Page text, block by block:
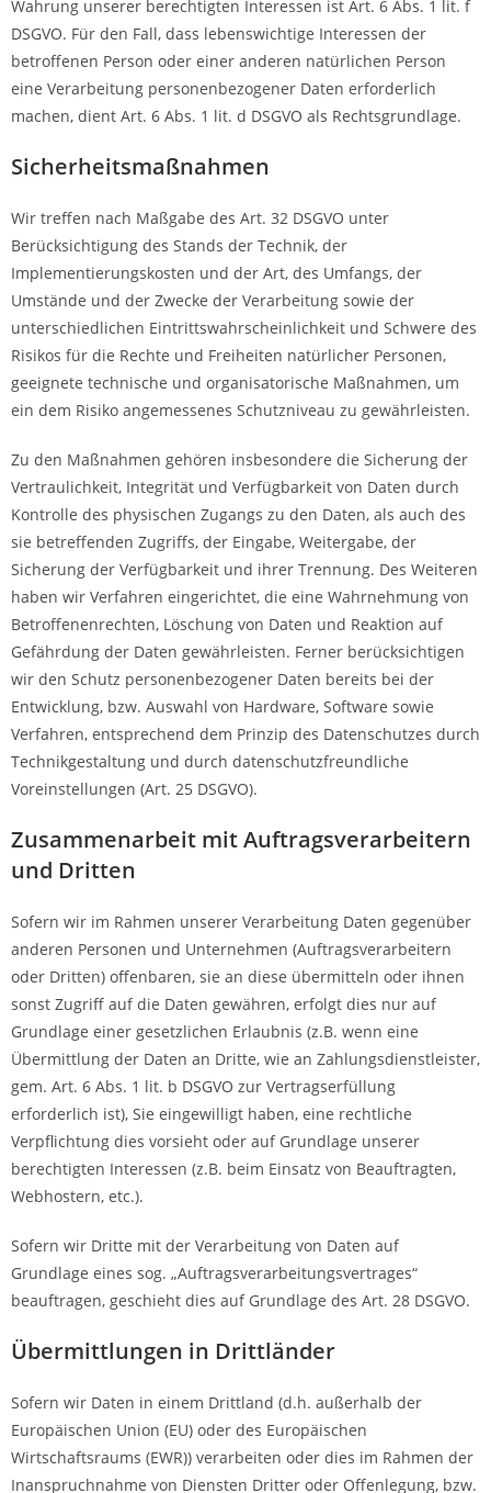
Wahrung unserer berechtigten Interessen ist Art. 6 Abs. 1 lit. f
DSGVO. Für den Fall, dass lebenswichtige Interessen der
betroffenen Person oder einer anderen natürlichen Person
eine Verarbeitung personenbezogener Daten erforderlich
machen, dient Art. 6 Abs. 1 lit. d DSGVO als Rechtsgrundlage.
Sicherheitsmaßnahmen
Wir treffen nach Maßgabe des Art. 32 DSGVO unter
Berücksichtigung des Stands der Technik, der
Implementierungskosten und der Art, des Umfangs, der
Umstände und der Zwecke der Verarbeitung sowie der
unterschiedlichen Eintrittswahrscheinlichkeit und Schwere des
Risikos für die Rechte und Freiheiten natürlicher Personen,
geeignete technische und organisatorische Maßnahmen, um
ein dem Risiko angemessenes Schutzniveau zu gewährleisten.
Zu den Maßnahmen gehören insbesondere die Sicherung der
Vertraulichkeit, Integrität und Verfügbarkeit von Daten durch
Kontrolle des physischen Zugangs zu den Daten, als auch des
sie betreffenden Zugriffs, der Eingabe, Weitergabe, der
Sicherung der Verfügbarkeit und ihrer Trennung. Des Weiteren
haben wir Verfahren eingerichtet, die eine Wahrnehmung von
Betroffenenrechten, Löschung von Daten und Reaktion auf
Gefährdung der Daten gewährleisten. Ferner berücksichtigen
wir den Schutz personenbezogener Daten bereits bei der
Entwicklung, bzw. Auswahl von Hardware, Software sowie
Verfahren, entsprechend dem Prinzip des Datenschutzes durch
Technikgestaltung und durch datenschutzfreundliche
Voreinstellungen (Art. 25 DSGVO).
Zusammenarbeit mit Auftragsverarbeitern
und Dritten
Sofern wir im Rahmen unserer Verarbeitung Daten gegenüber
anderen Personen und Unternehmen (Auftragsverarbeitern
oder Dritten) offenbaren, sie an diese übermitteln oder ihnen
sonst Zugriff auf die Daten gewähren, erfolgt dies nur auf
Grundlage einer gesetzlichen Erlaubnis (z.B. wenn eine
Übermittlung der Daten an Dritte, wie an Zahlungsdienstleister,
gem. Art. 6 Abs. 1 lit. b DSGVO zur Vertragserfüllung
erforderlich ist), Sie eingewilligt haben, eine rechtliche
Verpflichtung dies vorsieht oder auf Grundlage unserer
berechtigten Interessen (z.B. beim Einsatz von Beauftragten,
Webhostern, etc.).
Sofern wir Dritte mit der Verarbeitung von Daten auf
Grundlage eines sog. „Auftragsverarbeitungsvertrages“
beauftragen, geschieht dies auf Grundlage des Art. 28 DSGVO.
Übermittlungen in Drittländer
Sofern wir Daten in einem Drittland (d.h. außerhalb der
Europäischen Union (EU) oder des Europäischen
Wirtschaftsraums (EWR)) verarbeiten oder dies im Rahmen der
Inanspruchnahme von Diensten Dritter oder Offenlegung, bzw.